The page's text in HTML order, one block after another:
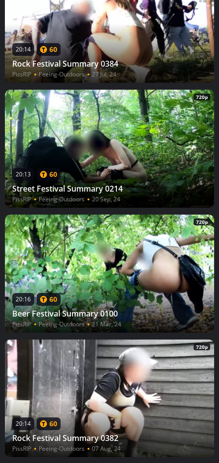
20:14 60
Rock Festival Summary 0384
PissRIP Peeing-Outdoors 27 Jul, 24
720p
20:13 60
Street Festival Summary 0214
PissRIP Peeing-Outdoors 20 Sep, 24
720p
20:16 60
Beer Festival Summary 0100
PissRIP Peeing-Outdoors 21 Mar, 24
720p
20:14 60
Rock Festival Summary 0382
PissRIP Peeing-Outdoors 07 Aug, 24